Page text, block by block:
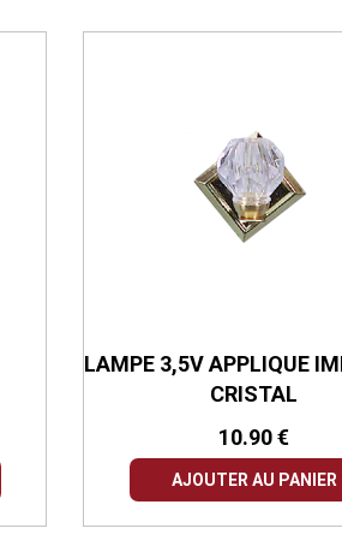
LAMPE 3,5V APPLIQUE
CRISTAL
10.90 €
AJOUTER AU PANIER